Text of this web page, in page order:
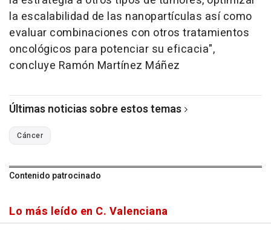
la escalabilidad de las nanopartículas así como
evaluar combinaciones con otros tratamientos
oncológicos para potenciar su eficacia",
concluye Ramón Martínez Máñez
Últimas noticias sobre estos temas
Cáncer
Contenido patrocinado
Lo más leído en C. Valenciana